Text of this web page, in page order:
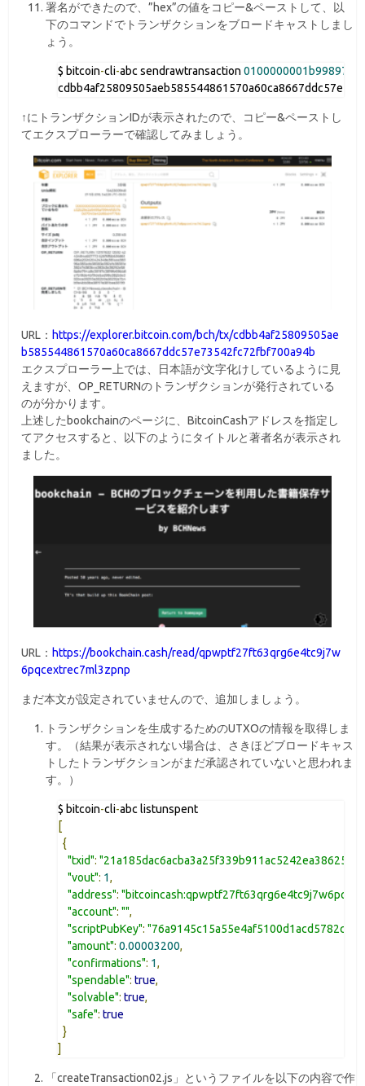
署名ができたので、”hex”の値をコピー&ペーストして、以
下のコマンドでトランザクションをブロードキャストしまし
ょう。
$ bitcoin-cli-abc sendrawtransaction
↑にトランザクションIDが表示されたので、コピー&ペーストし
てエクスプローラーで確認してみましょう。
URL： https://explorer.bitcoin.com/bch/tx/cdbb4af25809505ae
b585544861570a60ca8667ddc57e73542fc72fbf700a94b
エクスプローラー上では、日本語が文字化けしているように見
えますが、OP_RETURNのトランザクションが発行されている
のが分かります。
上述したbookchainのページに、BitcoinCashアドレスを指定し
てアクセスすると、以下のようにタイトルと著者名が表示され
ました。
URL： https://bookchain.cash/read/qpwptf27ft63qrg6e4tc9j7w
6pqcextrec7ml3zpnp
まだ本文が設定されていませんので、追加しましょう。
トランザクションを生成するためのUTXOの情報を取得しま
す。（結果が表示されない場合は、さきほどブロードキャス
トしたトランザクションがまだ承認されていないと思われま
す。）
$ bitcoin-cli-
[
{
"txid":
"vout": 1,
"address":
"account": "",
"scriptPubKey":
"amount": 0.00003200,
"confirmations": 1,
"spendable": true,
"solvable": true,
"safe": true
}
]
「createTransaction02.js」というファイルを以下の内容で作